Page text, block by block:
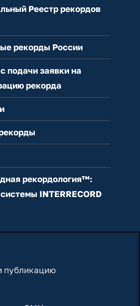
Реестр рекордов
рекорды России
подачи заявки на
рекорда
рекордология™:
INTERRECORD
публикацию